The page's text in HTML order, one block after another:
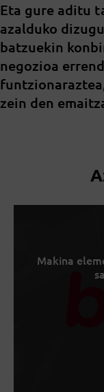
Eta gure aditu
azalduko
batzuekin
negozioa
zein den
Makina